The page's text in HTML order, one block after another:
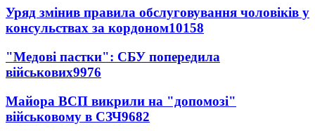
Уряд змінив правила обслуговування чоловіків у
консульствах за кордоном10158
"Медові пастки": СБУ попередила
військових9976
Майора ВСП викрили на "допомозі"
військовому в СЗЧ9682